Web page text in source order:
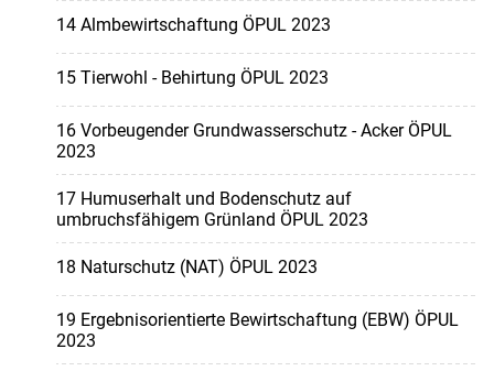
14 Almbewirtschaftung ÖPUL 2023
15 Tierwohl - Behirtung ÖPUL 2023
16 Vorbeugender Grundwasserschutz - Acker ÖPUL
2023
17 Humuserhalt und Bodenschutz auf
umbruchsfähigem Grünland ÖPUL 2023
18 Naturschutz (NAT) ÖPUL 2023
19 Ergebnisorientierte Bewirtschaftung (EBW) ÖPUL
2023